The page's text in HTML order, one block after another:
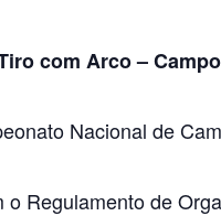
com Arco –
Nacional de
Regulamento de